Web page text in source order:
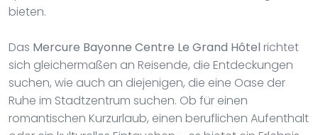
bieten.
Das Mercure Bayonne Centre Le Grand Hôtel richtet
sich gleichermaßen an Reisende, die Entdeckungen
suchen, wie auch an diejenigen, die eine Oase der
Ruhe im Stadtzentrum suchen. Ob für einen
romantischen Kurzurlaub, einen beruflichen Aufenthalt